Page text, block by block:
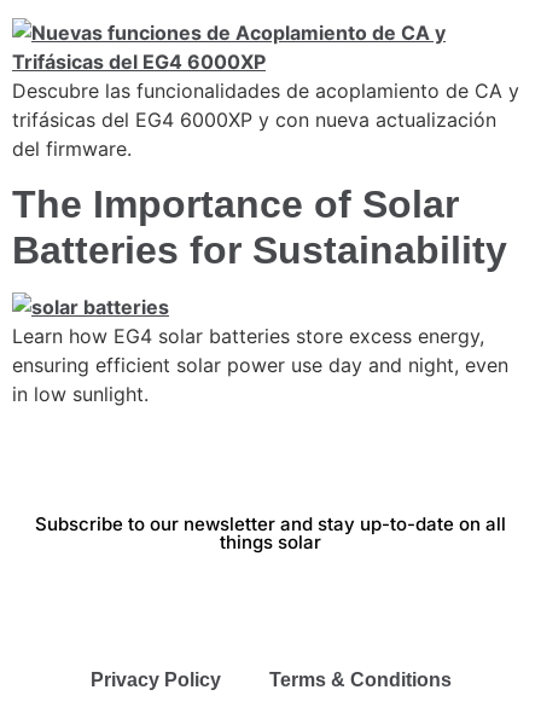
Descubre las funcionalidades de acoplamiento de CA y
trifásicas del EG4 6000XP y con nueva actualización
del firmware.
The Importance of Solar
Batteries for Sustainability
Learn how EG4 solar batteries store excess energy,
ensuring efficient solar power use day and night, even
in low sunlight.
Subscribe to our newsletter and stay up-to-date on all
things solar
Privacy Policy Terms & Conditions